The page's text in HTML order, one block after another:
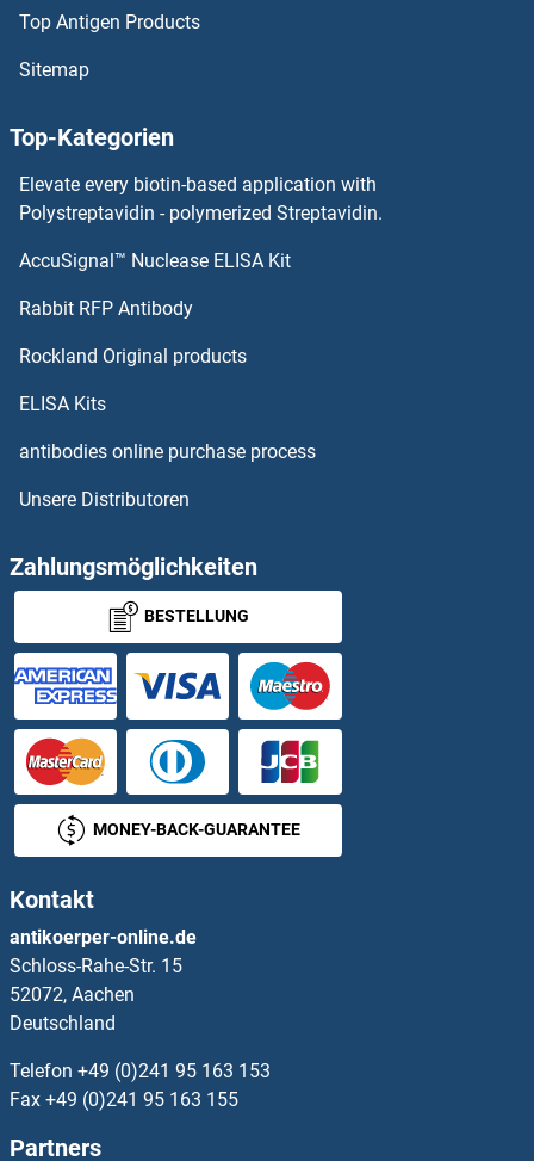
PLAU Antikörper
PLEKHA2 Antikörper
PLEKHA3 Antikörper
PLEKHA4 Antikörper
PLEKHA5 Antikörper
PLEKHA7 Antikörper
PLEKHA8 Antikörper
PLEKHB1 Antikörper
PLEKHB2 Antikörper
PLEKHF1 Antikörper
PLEKHG5 Antikörper
PLEKHG6 Antikörper
Top Antigen Products
Sitemap
Top-Kategorien
Elevate every biotin-based application with
Polystreptavidin - polymerized Streptavidin.
AccuSignal™ Nuclease ELISA Kit
Rabbit RFP Antibody
Rockland Original products
ELISA Kits
antibodies online purchase process
Unsere Distributoren
Zahlungsmöglichkeiten
BESTELLUNG
MONEY-BACK-GUARANTEE
Kontakt
antikoerper-online.de
Schloss-Rahe-Str. 15
52072, Aachen
Deutschland
Telefon +49 (0)241 95 163 153
Fax +49 (0)241 95 163 155
Partners